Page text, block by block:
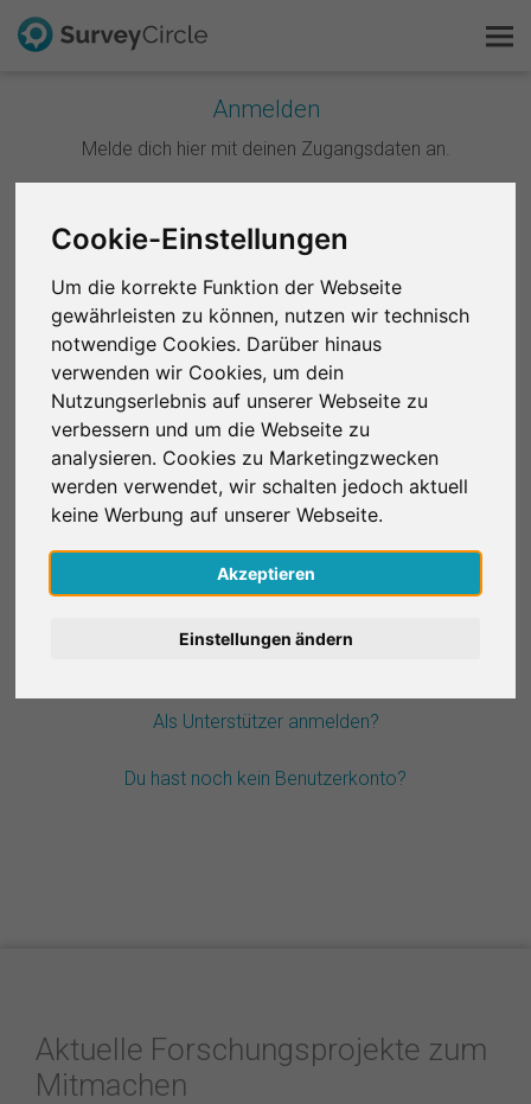
Cookie-Einstellungen
Um die korrekte Funktion der Webseite
gewährleisten zu können, nutzen wir technisch
notwendige Cookies. Darüber hinaus
verwenden wir Cookies, um dein
Nutzungserlebnis auf unserer Webseite zu
verbessern und um die Webseite zu
analysieren. Cookies zu Marketingzwecken
werden verwendet, wir schalten jedoch aktuell
keine Werbung auf unserer Webseite.
Akzeptieren
Einstellungen ändern
Anmelden
Melde dich hier mit deinen Zugangsdaten an.
Weiter mit Google
Weiter mit Facebook
ODER
E-Mail
Passwort*
Passwort vergessen?
Als Unterstützer anmelden?
Du hast noch kein Benutzerkonto?
Aktuelle Forschungsprojekte zum
Mitmachen
Das ist SurveyCircle
FAQ
Kostenlos registrieren
Anmelden
Nederlands